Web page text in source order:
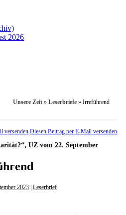
2026
Unsere Zeit » Leserbriefe » Irreführend
Diesen Beitrag per E-Mail versenden
UZ vom 22. September
2023 Leserbrief